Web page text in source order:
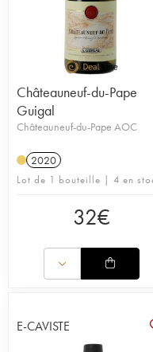
Châteauneuf-du-Pape
Guigal
Châteauneuf-du-Pape AOC
2020
Lot de 1 bouteille | 4 en
32€
E-CAVISTE